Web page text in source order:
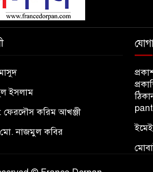
ইসলাম
ফেরদৌস করিম আখঞ্জী
মো. নাজমুল কবির